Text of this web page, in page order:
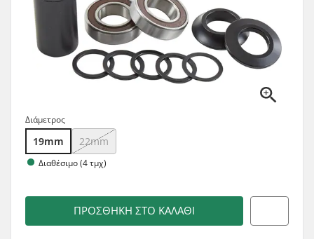
Διάμετρος
19mm 22mm
Διαθέσιμο (4 τμχ)
ΠΡΟΣΘΉΚΗ ΣΤΟ ΚΑΛΆΘΙ